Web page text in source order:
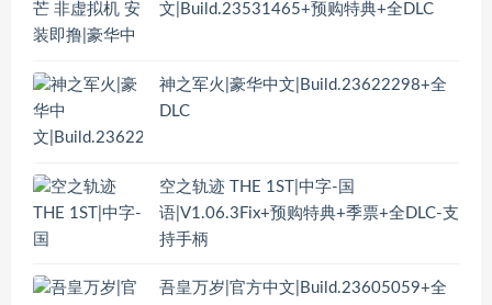
文|Build.23531465+预购特典+全DLC
神之军火|豪华中文|Build.23622298+全
DLC
空之轨迹 THE 1ST|中字-国
语|V1.06.3Fix+预购特典+季票+全DLC-支
持手柄
吾皇万岁|官方中文|Build.23605059+全